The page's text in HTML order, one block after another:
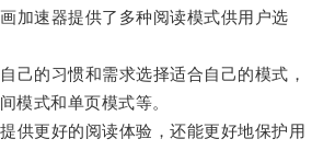
速器提供了多种阅读模式供用户选
的习惯和需求选择适合自己的模式，
模式和单页模式等。
更好的阅读体验，还能更好地保护用